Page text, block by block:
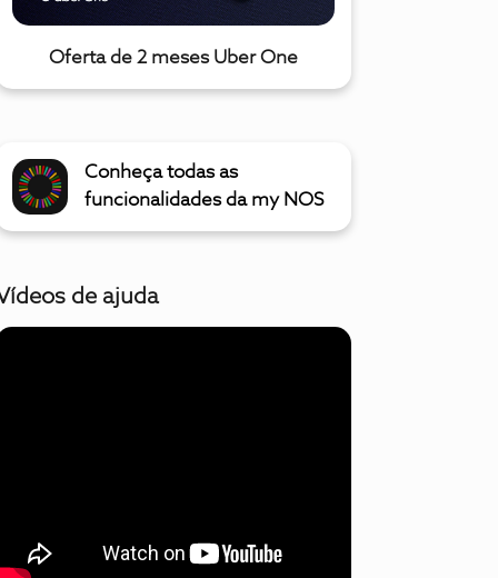
Oferta de 2 meses Uber One
Conheça todas as
funcionalidades da my NOS
de ajuda